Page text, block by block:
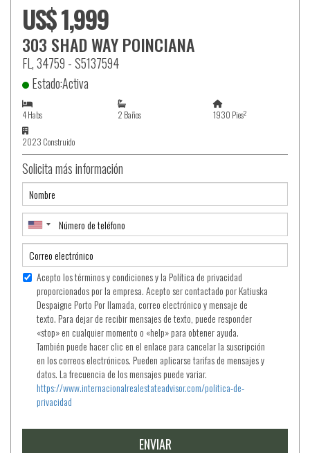
US$ 1,999
303 SHAD WAY POINCIANA
FL, 34759 - S5137594
Estado:Activa
4 Habs 2 Baños 1930 Pies2
2023 Construido
Solicita más información
Acepto los términos y condiciones y la Política de privacidad
proporcionados por la empresa. Acepto ser contactado por Katiuska
Despaigne Porto Por llamada, correo electrónico y mensaje de
texto. Para dejar de recibir mensajes de texto, puede responder
«stop» en cualquier momento o «help» para obtener ayuda.
También puede hacer clic en el enlace para cancelar la suscripción
en los correos electrónicos. Pueden aplicarse tarifas de mensajes y
datos. La frecuencia de los mensajes puede variar.
https://www.internacionalrealestateadvisor.com/politica-de-
privacidad
ENVIAR